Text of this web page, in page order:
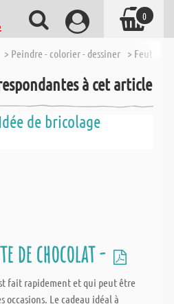
> Peindre - colorier - dessiner > Feutres
à cet article
Idée de bricolage
de chocolat -
fait rapidement et qui peut être
Le cadeau idéal à
0